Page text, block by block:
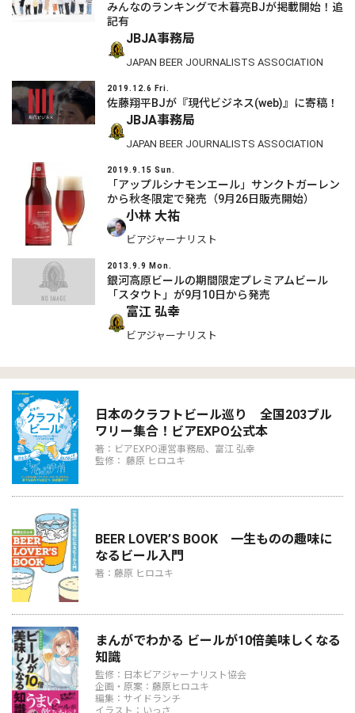
みんなのランキングで木暮亮BJが掲載開始！追
記有
JBJA事務局
JAPAN BEER JOURNALISTS ASSOCIATION
2019.12.6 Fri.
佐藤翔平BJが『現代ビジネス(web)』に寄稿！
JBJA事務局
JAPAN BEER JOURNALISTS ASSOCIATION
2019.9.15 Sun.
「アップルシナモンエール」サンクトガーレン
から秋冬限定で発売（9月26日販売開始）
小林 大祐
ビアジャーナリスト
2013.9.9 Mon.
銀河高原ビールの期間限定プレミアムビール
「スタウト」が9月10日から発売
富江 弘幸
ビアジャーナリスト
日本のクラフトビール巡り 全国203ブル
ワリー集合！ビアEXPO公式本
著：ビアEXPO運営事務局、富江 弘幸
監修： 藤原 ヒロユキ
BEER LOVER’S BOOK 一生ものの趣味に
なるビール入門
著：藤原 ヒロユキ
まんがでわかる ビールが10倍美味しくなる
知識
監修：日本ビアジャーナリスト協会
企画・原案：藤原ヒロユキ
編集：サイドランチ
イラスト：いっさ